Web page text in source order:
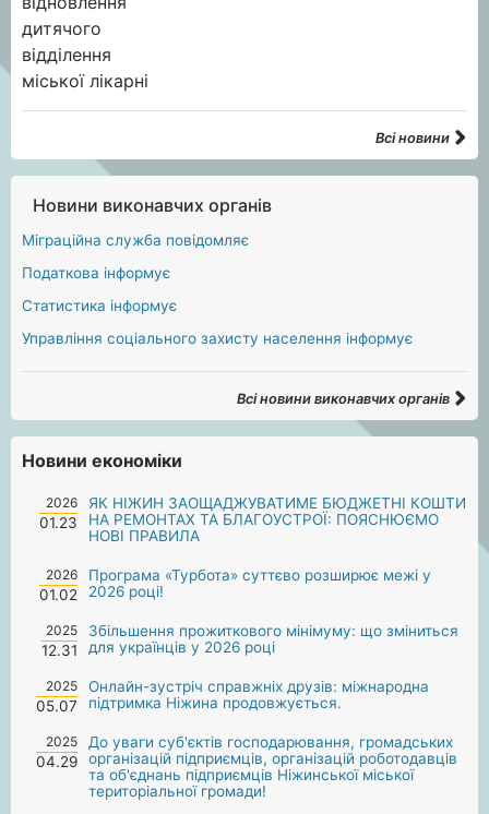
Всі новини
Новини виконавчих органів
Міграційна служба повідомляє
Податкова інформує
Статистика інформує
Управління соціального захисту населення інформує
Всі новини виконавчих органів
Новини економіки
2026
01.23
ЯК НІЖИН ЗАОЩАДЖУВАТИМЕ БЮДЖЕТНІ КОШТИ
НА РЕМОНТАХ ТА БЛАГОУСТРОЇ: ПОЯСНЮЄМО
НОВІ ПРАВИЛА
2026
01.02
Програма «Турбота» суттєво розширює межі у
2026 році!
2025
12.31
Збільшення прожиткового мінімуму: що зміниться
для українців у 2026 році
2025
05.07
Онлайн-зустріч справжніх друзів: міжнародна
підтримка Ніжина продовжується.
2025
04.29
До уваги суб'єктів господарювання, громадських
організацій підприємців, організацій роботодавців
та об'єднань підприємців Ніжинської міської
територіальної громади!